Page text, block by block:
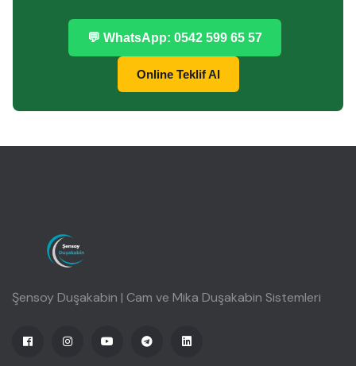
💬 WhatsApp: 0542 599 65 57
Online Teklif Al
Şensoy Duşakabin | Cam ve Mika Duşakabin Sistemleri